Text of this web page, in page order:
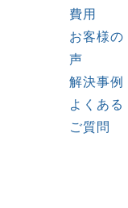
費用
お客様の
声
解決事例
よくある
ご質問